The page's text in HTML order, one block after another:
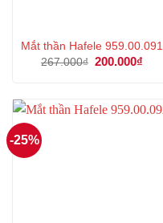
Mắt thần Hafele 959.00.091
267.000₫ Giá
200.000₫
-25%